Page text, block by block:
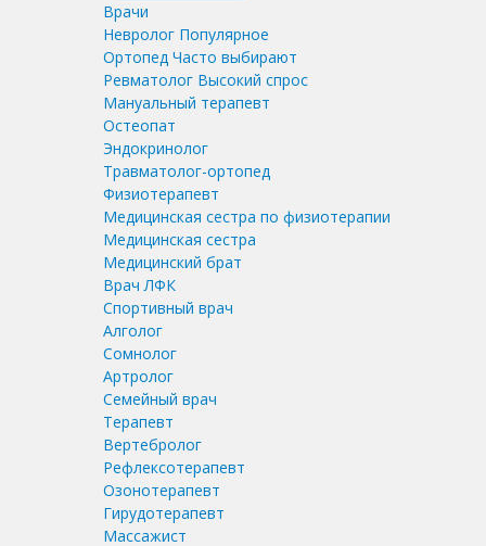
Врачи
Невролог Популярное
Ортопед Часто выбирают
Ревматолог Высокий спрос
Мануальный терапевт
Остеопат
Эндокринолог
Травматолог-ортопед
Физиотерапевт
Медицинская сестра по физиотерапии
Медицинская сестра
Медицинский брат
Врач ЛФК
Спортивный врач
Алголог
Сомнолог
Артролог
Семейный врач
Терапевт
Вертебролог
Рефлексотерапевт
Озонотерапевт
Гирудотерапевт
Массажист